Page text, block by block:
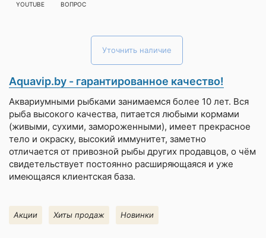
YOUTUBE ВОПРОС
Уточнить наличие
Aquavip.by - гарантированное качество!
Аквариумными рыбками занимаемся более 10 лет. Вся
рыба высокого качества, питается любыми кормами
(живыми, сухими, замороженными), имеет прекрасное
тело и окраску, высокий иммунитет, заметно
отличается от привозной рыбы других продавцов, о чём
свидетельствует постоянно расширяющаяся и уже
имеющаяся клиентская база.
Акции Хиты продаж Новинки